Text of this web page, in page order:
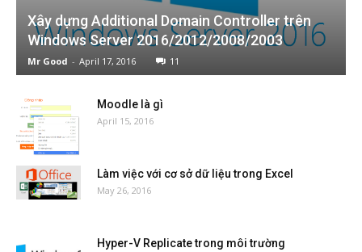
Xây dựng Additional Domain Controller trên
Windows Server 2016/2012/2008/2003
Mr Good - April 17, 2016 11
Moodle là gì
April 15, 2016
Làm việc với cơ sở dữ liệu trong Excel
May 26, 2016
Hyper-V Replicate trong môi trường